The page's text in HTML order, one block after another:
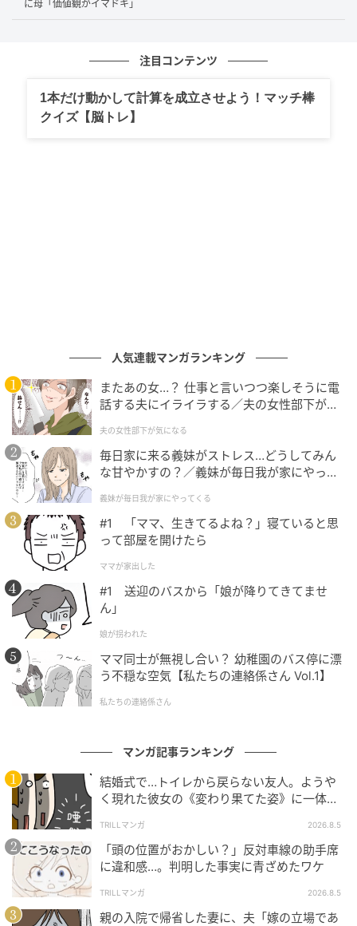
に母「価値観がイマドキ」
注目コンテンツ
1本だけ動かして計算を成立させよう！マッチ棒
クイズ【脳トレ】
人気連載マンガランキング
またあの女…？ 仕事と言いつつ楽しそうに電
話する夫にイライラする／夫の女性部下が気
夫の女性部下が気になる
毎日家に来る義妹がストレス…どうしてみん
な甘やかすの？／義妹が毎日我が家にやって
が】
義妹が毎日我が家にやってくる
#1 「ママ、生きてるよね？」寝ていると思
って部屋を開けたら
ママが家出した
#1 送迎のバスから「娘が降りてきてませ
ん」
娘が拐われた
ママ同士が無視し合い？ 幼稚園のバス停に漂
う不穏な空気【私たちの連絡係さん Vol.1】
私たちの連絡係さん
マンガ記事ランキング
結婚式で…トイレから戻らない友人。ようや
く現れた彼女の《変わり果てた姿》に一体何
TRILLマンガ 2026.8.5
「頭の位置がおかしい？」反対車線の助手席
に違和感…。判明した事実に青ざめたワケ
TRILLマンガ 2026.8.5
親の入院で帰省した妻に、夫「嫁の立場であ